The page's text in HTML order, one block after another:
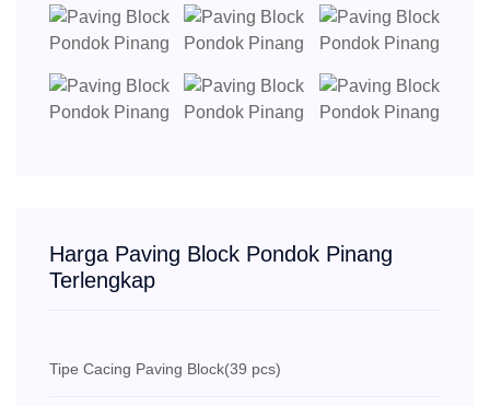
Harga Paving Block Pondok Pinang
Terlengkap
Tipe Cacing Paving Block(39 pcs)